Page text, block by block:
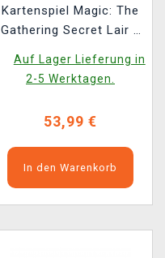
Kartenspiel Magic: The
Gathering Secret Lair x
Auf Lager Lieferung in
2-5 Werktagen.
53,99 €
In den Warenkorb